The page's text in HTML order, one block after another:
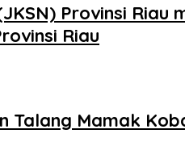
Provinsi
Riau
Talang Mamak